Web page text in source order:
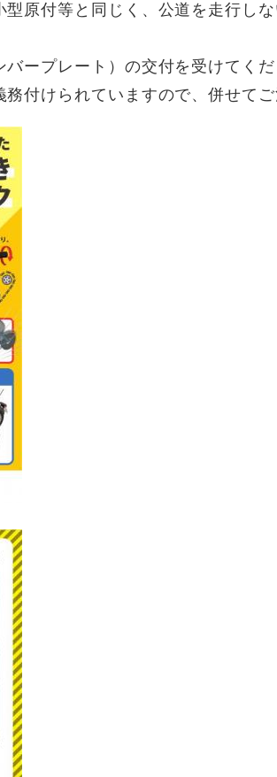
原付等と同じく、公道を走行しな
ープレート）の交付を受けてくだ
付けられていますので、併せてご